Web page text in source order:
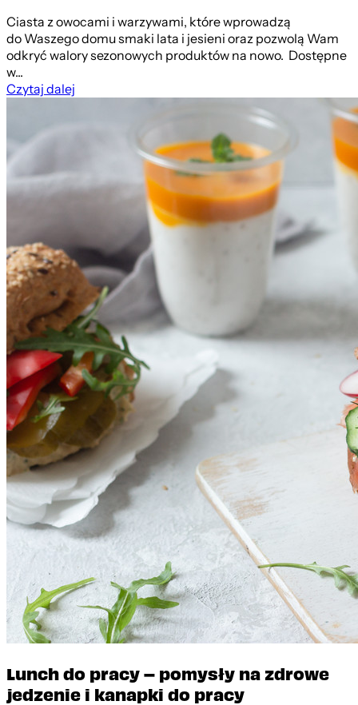
Ciasta z owocami i warzywami, które wprowadzą
do Waszego domu smaki lata i jesieni oraz pozwolą Wam
odkryć walory sezonowych produktów na nowo. Dostępne
w...
Czytaj dalej
Lunch do pracy – pomysły na zdrowe
jedzenie i kanapki do pracy